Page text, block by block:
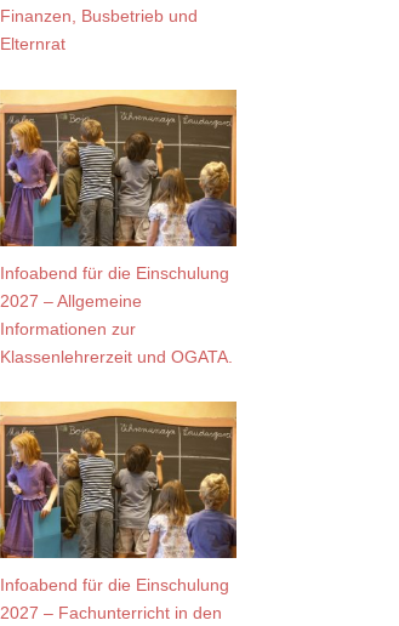
Finanzen, Busbetrieb und
Elternrat
Infoabend für die Einschulung
2027 – Allgemeine
Informationen zur
Klassenlehrerzeit und OGATA.
Infoabend für die Einschulung
2027 – Fachunterricht in den